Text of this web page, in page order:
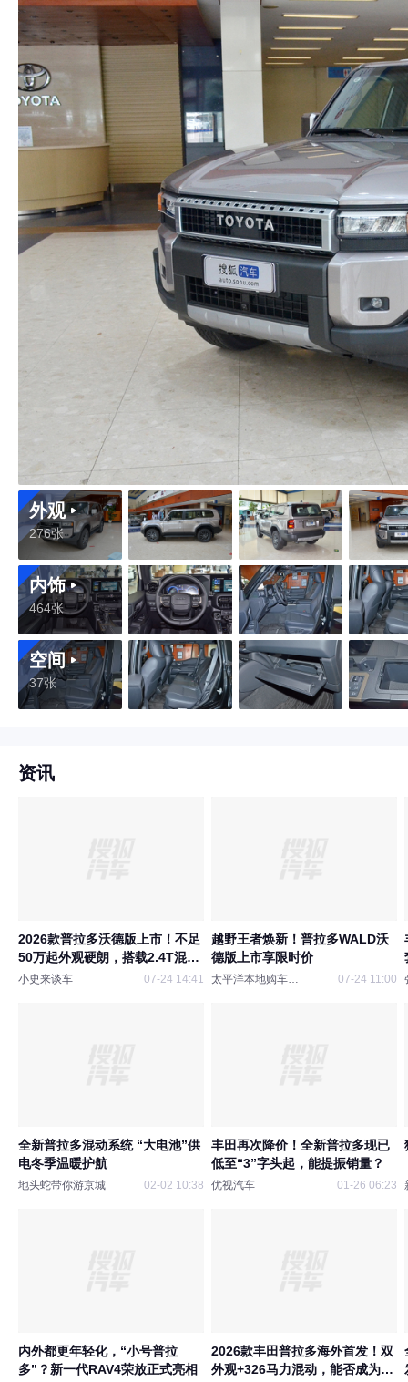
外观
276张
内饰
464张
空间
37张
资讯
2026款普拉多沃德版上市！不足
50万起外观硬朗，搭载2.4T混动
四驱
小史来谈车 07-24 14:41
越野王者焕新！普拉多WALD沃
德版上市享限时价
太平洋本地购车指南 07-24 11:00
全新普拉多混动系统 “大电池”供
电冬季温暖护航
地头蛇带你游京城 02-02 10:38
丰田再次降价！全新普拉多现已
低至“3”字头起，能提振销量？
优视汽车 01-26 06:23
内外都更年轻化，“小号普拉
多”？新一代RAV4荣放正式亮相
2026款丰田普拉多海外首发！双
外观+326马力混动，能否成为新